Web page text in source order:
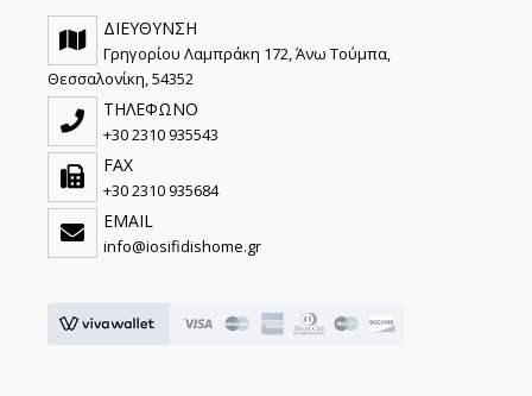
ΔΙΕΥΘΥΝΣΗ
Γρηγορίου Λαμπράκη 172, Άνω Τούμπα,
Θεσσαλονίκη, 54352
ΤΗΛΕΦΩΝΟ
+30 2310 935543
FAX
+30 2310 935684
EMAIL
info@iosifidishome.gr